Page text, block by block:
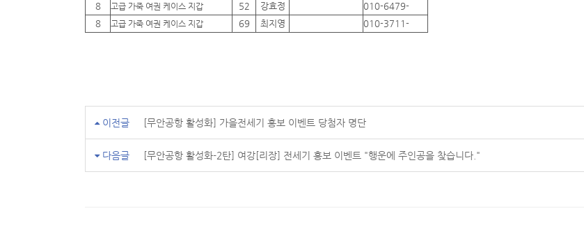
8
고급 가죽 여권 케이스 지갑 52 강효정
010-6479-
8
고급 가죽 여권 케이스 지갑 69 최지영 010-3711-
이전글 [무안공항 활성화] 가을전세기 홍보 이벤트 당첨자 명단
다음글 [무안공항 활성화-2탄] 여강[리장] 전세기 홍보 이벤트 "행운에 주인공을 찾습니다."